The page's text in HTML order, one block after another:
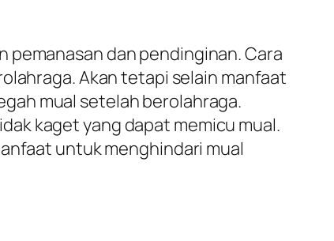
pemanasan dan pendinginan. Cara
Akan tetapi selain manfaat
mual setelah berolahraga.
kaget yang dapat memicu mual.
untuk menghindari mual